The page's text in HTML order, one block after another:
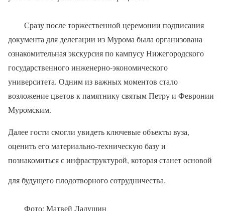
Сразу после торжественной церемонии подписания
документа для делегации из Мурома была организована
ознакомительная экскурсия по кампусу Нижегородского
государственного инженерно-экономического
университета. Одним из важных моментов стало
возложение цветов к памятнику святым Петру и Февронии
Муромским.
Далее гости смогли увидеть ключевые объекты вуза,
оценить его материально-техническую базу и
познакомиться с инфраструктурой, которая станет основой
для будущего плодотворного сотрудничества.
Фото: Матвей Ладушин